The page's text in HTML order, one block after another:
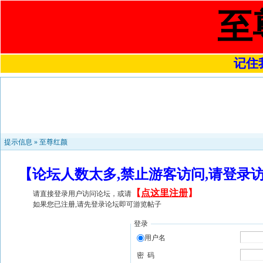
至
记住
提示信息 » 至尊红颜
【论坛人数太多,禁止游客访问,请登
请直接登录用户访问论坛，或请 【 点这里注册】
如果您已注册,请先登录论坛即可游览帖子
登录
用户名
密 码